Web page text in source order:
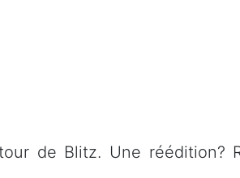
de Blitz. Une réédition?